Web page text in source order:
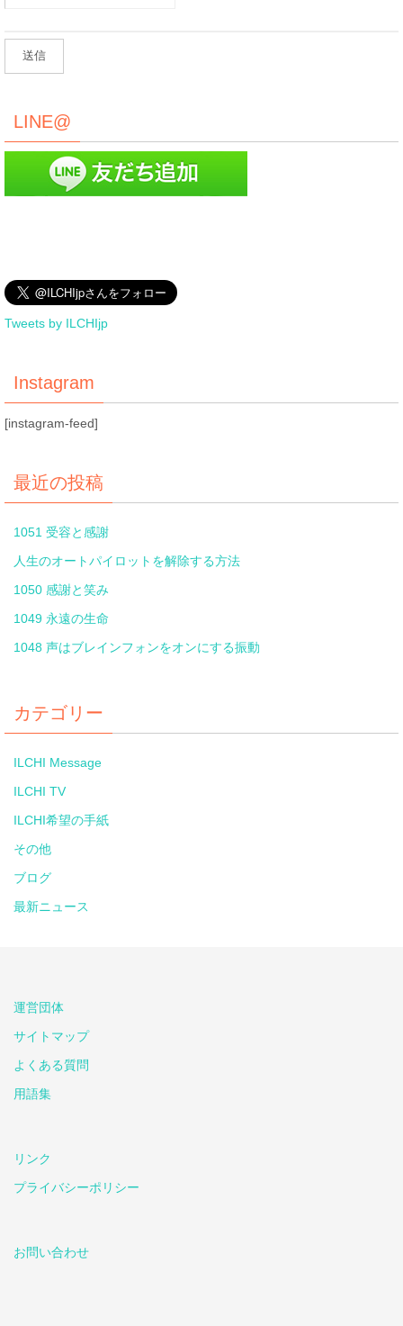
LINE@
Tweets by ILCHIjp
Instagram
[instagram-feed]
最近の投稿
1051 受容と感謝
人生のオートパイロットを解除する方法
1050 感謝と笑み
1049 永遠の生命
1048 声はブレインフォンをオンにする振動
カテゴリー
ILCHI Message
ILCHI TV
ILCHI希望の手紙
その他
ブログ
最新ニュース
運営団体
サイトマップ
よくある質問
用語集
リンク
プライバシーポリシー
お問い合わせ